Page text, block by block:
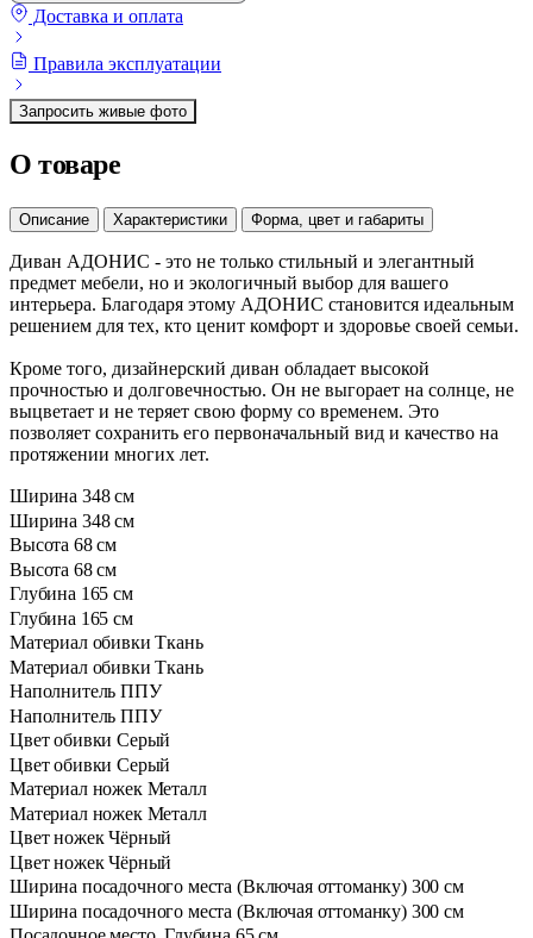
Доставка и оплата
Правила эксплуатации
Запросить живые фото
О товаре
Описание Характеристики Форма, цвет и габариты
Диван АДОНИС - это не только стильный и элегантный
предмет мебели, но и экологичный выбор для вашего
интерьера. Благодаря этому АДОНИС становится идеальным
решением для тех, кто ценит комфорт и здоровье своей семьи.
Кроме того, дизайнерский диван обладает высокой
прочностью и долговечностью. Он не выгорает на солнце, не
выцветает и не теряет свою форму со временем. Это
позволяет сохранить его первоначальный вид и качество на
протяжении многих лет.
Ширина 348 см
Ширина 348 см
Высота 68 см
Высота 68 см
Глубина 165 см
Глубина 165 см
Материал обивки Ткань
Материал обивки Ткань
Наполнитель ППУ
Наполнитель ППУ
Цвет обивки Серый
Цвет обивки Серый
Материал ножек Металл
Материал ножек Металл
Цвет ножек Чёрный
Цвет ножек Чёрный
Ширина посадочного места (Включая оттоманку) 300 см
Ширина посадочного места (Включая оттоманку) 300 см